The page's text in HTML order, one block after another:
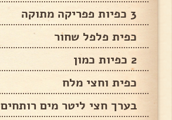
3 כפיות פפריקה מתוקה
כפית פלפל שחור
2 כפיות כמון
כפית וחצי מלח
בערך חצי ליטר מים רותחים